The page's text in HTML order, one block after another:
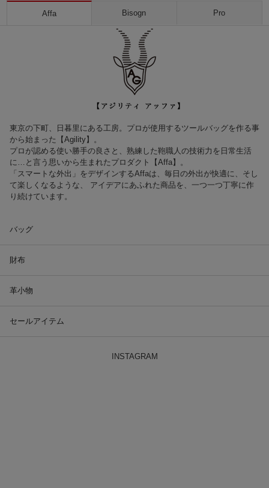
Affa Bisogn Pro
東京の下町、日暮里にある工房。プロが使用するツールバッグを作る事
から始まった【Agility】。
プロが認める使い勝手の良さと、熟練した鞄職人の技術力を日常生活
に…と言う思いから生まれたプロダクト【Affa】。
「スマートな外出」をデザインするAffaは、毎日の外出が快適に、そし
て楽しくなるような、 アイデアにあふれた商品を、一つ一つ丁寧に作
り続けています。
バッグ
財布
革小物
セールアイテム
INSTAGRAM